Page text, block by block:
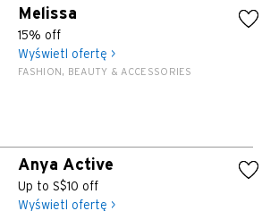
Melissa
15% off
Wyświetl ofertę >
FASHION, BEAUTY & ACCESSORIES
Anya Active
Up to S$10 off
Wyświetl ofertę >